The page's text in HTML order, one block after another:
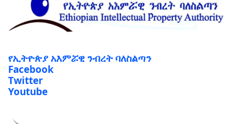
የኢትዮጵያ አእምሯዊ ንብረት ባለስልጣን
Facebook
Twitter
Youtube